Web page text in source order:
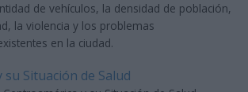
de vehículos, la densidad de población,
la violencia y los problemas
en la ciudad.
Situación de Salud